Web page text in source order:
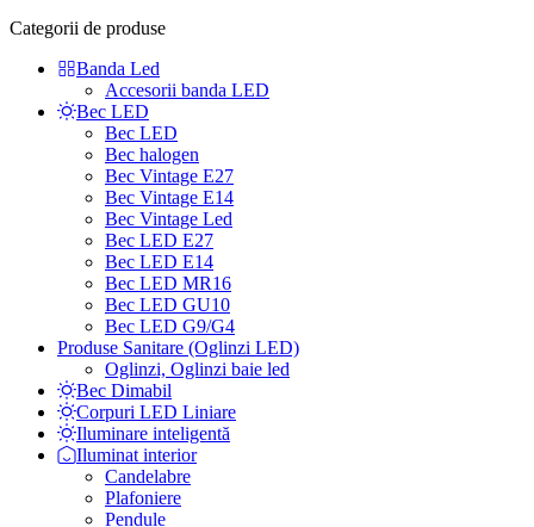
Categorii de produse
Banda Led
Accesorii banda LED
Bec LED
Bec LED
Bec halogen
Bec Vintage E27
Bec Vintage E14
Bec Vintage Led
Bec LED E27
Bec LED E14
Bec LED MR16
Bec LED GU10
Bec LED G9/G4
Produse Sanitare (Oglinzi LED)
Oglinzi, Oglinzi baie led
Bec Dimabil
Corpuri LED Liniare
Iluminare inteligentă
Iluminat interior
Candelabre
Plafoniere
Pendule